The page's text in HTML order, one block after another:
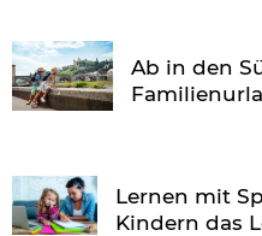
Ab in den
Lernen mit
Kindern das